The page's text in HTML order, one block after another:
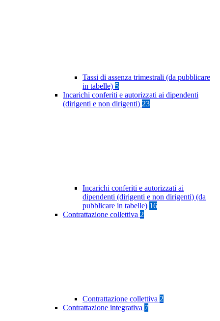
Tassi di assenza trimestrali (da pubblicare
in tabelle) 5
Incarichi conferiti e autorizzati ai dipendenti
(dirigenti e non dirigenti) 23
Incarichi conferiti e autorizzati ai
dipendenti (dirigenti e non dirigenti) (da
pubblicare in tabelle) 16
Contrattazione collettiva 2
Contrattazione collettiva 2
Contrattazione integrativa 7